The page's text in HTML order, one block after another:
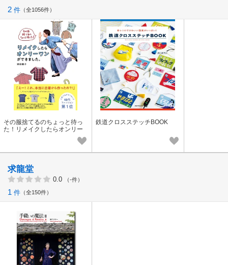
2 件 全1056件
その服捨てるのちょっと待っ
た！リメイクしたらオンリー
鉄道クロスステッチBOOK
求龍堂
0.0 （-件）
1 件 全150件